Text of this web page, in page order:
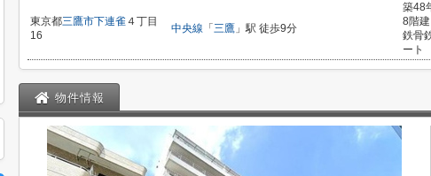
東京都三鷹市下連雀 ４丁目
16
中央線 「 三鷹 」駅 徒歩9分
築48
8階建
鉄骨
ート
物件情報